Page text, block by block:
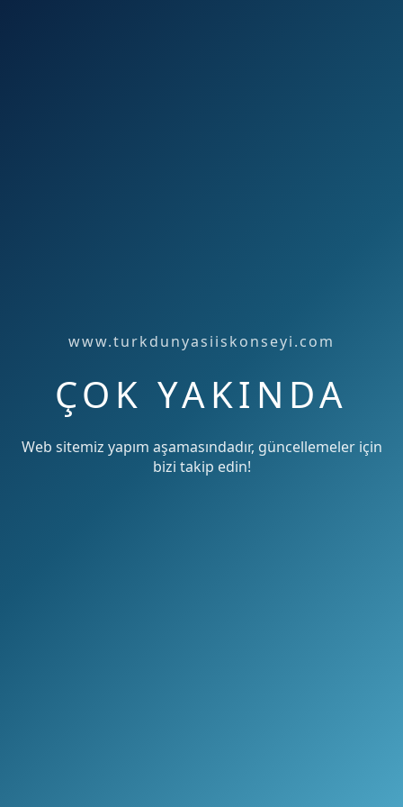
www.turkdunyasiiskonseyi.com
ÇOK YAKINDA
Web sitemiz yapım aşamasındadır, güncellemeler için
bizi takip edin!